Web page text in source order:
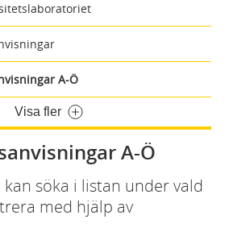
A-Ö
Visa fler
A-Ö
kan söka i listan under vald
med hjälp av